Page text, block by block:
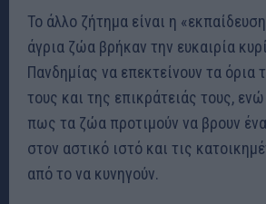
Το άλλο ζήτημα είναι η
άγρια ζώα βρήκαν την ευκαιρία
Πανδημίας να επεκτείνουν τα όρια
τους και της επικράτειάς τους,
πως τα ζώα προτιμούν να βρουν
στον αστικό ιστό και τις
από το να κυνηγούν.